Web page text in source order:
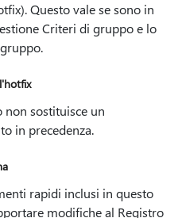
Questo vale se sono in
Criteri di gruppo e lo
sostituisce un
in precedenza.
rapidi inclusi in questo
modifiche al Registro